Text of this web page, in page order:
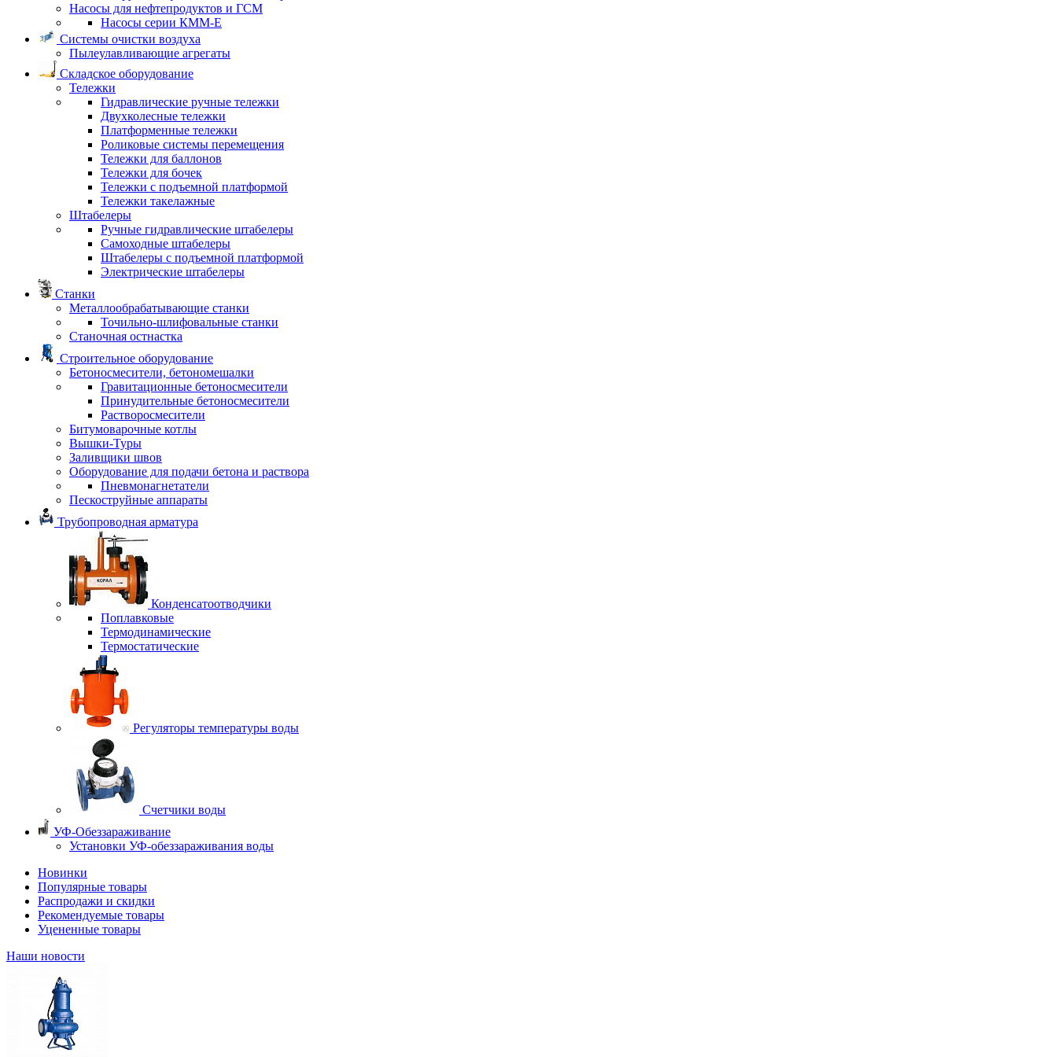
Насосы для нефтепродуктов и ГСМ
Насосы серии КММ-Е
Системы очистки воздуха
Пылеулавливающие агрегаты
Складское оборудование
Тележки
Гидравлические ручные тележки
Двухколесные тележки
Платформенные тележки
Роликовые системы перемещения
Тележки для баллонов
Тележки для бочек
Тележки с подъемной платформой
Тележки такелажные
Штабелеры
Ручные гидравлические штабелеры
Самоходные штабелеры
Штабелеры с подъемной платформой
Электрические штабелеры
Станки
Металлообрабатывающие станки
Точильно-шлифовальные станки
Станочная остнастка
Строительное оборудование
Бетоносмесители, бетономешалки
Гравитационные бетоносмесители
Принудительные бетоносмесители
Растворосмесители
Битумоварочные котлы
Вышки-Туры
Заливщики швов
Оборудование для подачи бетона и раствора
Пневмонагнетатели
Пескоструйные аппараты
Трубопроводная арматура
Конденсатоотводчики
Поплавковые
Термодинамические
Термостатические
Регуляторы температуры воды
Счетчики воды
УФ-Обеззараживание
Установки УФ-обеззараживания воды
Новинки
Популярные товары
Распродажи и скидки
Рекомендуемые товары
Уцененные товары
Наши новости